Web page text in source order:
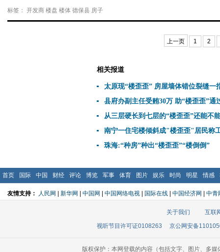
标签： 开发商 楼盘 楼体 德保县 房子
上一页 1 2
相关报道
太原现“楼歪歪” 房屋墙体错位裂缝一
县府办副主任受贿30万 助“楼歪歪”通
从三层硬长到七层的“楼歪歪”还能不
南宁一住宅楼倾斜成"楼歪歪"居民称
珠海:“种房”种出“楼歪歪”“楼倒倒”
首页 国际 中国 财经 评论 博览 军事 体育 图片 娱乐 时尚 明星 情感
友情支持： 人民网 | 新华网 | 中国网 | 中国网络电视 | 国际在线 | 中国经济网 | 中青
关于我们
互联
视听节目许可证0108263
京公网安备
版权保护：本网登载的内容（包括文字、图片、多